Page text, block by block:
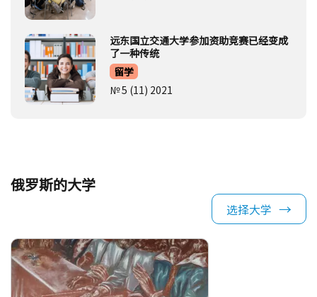
远东国立交通大学参加资助竞赛已经变成
了一种传统
留学
№ 5 (11) 2021
俄罗斯的大学
选择大学